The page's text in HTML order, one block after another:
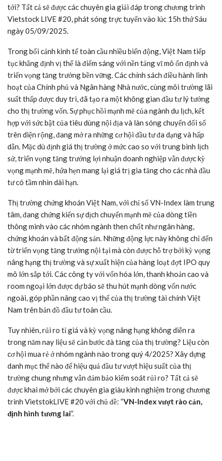
tới? Tất cả sẽ được các chuyên gia giải đáp trong chương trình
Vietstock LIVE #20, phát sóng trực tuyến vào lúc 15h thứ Sáu
ngày 05/09/2025.
Trong bối cảnh kinh tế toàn cầu nhiều biến động, Việt Nam tiếp
tục khẳng định vị thế là điểm sáng với nền tảng vĩ mô ổn định và
triển vọng tăng trưởng bền vững. Các chính sách điều hành linh
hoạt của Chính phủ và Ngân hàng Nhà nước, cùng môi trường lãi
suất thấp được duy trì, đã tạo ra một không gian đầu tư lý tưởng
cho thị trường vốn. Sự phục hồi mạnh mẽ của ngành du lịch, kết
hợp với sức bật của tiêu dùng nội địa và làn sóng chuyển đổi số
trên diện rộng, đang mở ra những cơ hội đầu tư đa dạng và hấp
dẫn. Mặc dù định giá thị trường ở mức cao so với trung bình lịch
sử, triển vọng tăng trưởng lợi nhuận doanh nghiệp vẫn được kỳ
vọng mạnh mẽ, hứa hẹn mang lại giá trị gia tăng cho các nhà đầu
tư có tầm nhìn dài hạn.
Thị trường chứng khoán Việt Nam, với chỉ số VN-Index làm trung
tâm, đang chứng kiến sự dịch chuyển mạnh mẽ của dòng tiền
thông minh vào các nhóm ngành then chốt như ngân hàng,
chứng khoán và bất động sản. Những động lực này không chỉ đến
từ triển vọng tăng trưởng nội tại mà còn được hỗ trợ bởi kỳ vọng
nâng hạng thị trường và sự xuất hiện của hàng loạt đợt IPO quy
mô lớn sắp tới. Các công ty với vốn hóa lớn, thanh khoản cao và
room ngoại lớn được dự báo sẽ thu hút mạnh dòng vốn nước
ngoài, góp phần nâng cao vị thế của thị trường tài chính Việt
Nam trên bản đồ đầu tư toàn cầu.
Tuy nhiên, rủi ro tỉ giá và kỳ vọng nâng hạng không diễn ra
trong năm nay liệu sẽ cản bước đà tăng của thị trường? Liệu còn
cơ hội mua rẻ ở nhóm ngành nào trong quý 4/2025? Xây dựng
danh mục thế nào để hiệu quả đầu tư vượt hiệu suất của thị
trường chung nhưng vẫn đảm bảo kiểm soát rủi ro? Tất cả sẽ
được khai mở bởi các chuyên gia giàu kinh nghiệm trong chương
trình VietstokLIVE #20 với chủ đề: “VN-Indexvượt rào cản,
định hình tương lai”.